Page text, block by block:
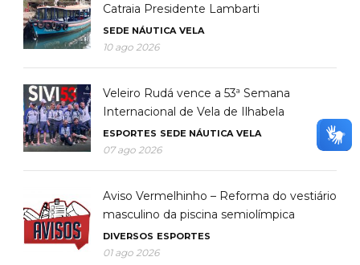
Catraia Presidente Lambarti
SEDE NÁUTICA VELA
10 ago 2026
Veleiro Rudá vence a 53ª Semana
Internacional de Vela de Ilhabela
ESPORTES SEDE NÁUTICA VELA
07 ago 2026
Aviso Vermelhinho – Reforma do vestiário
masculino da piscina semiolímpica
DIVERSOS ESPORTES
01 ago 2026